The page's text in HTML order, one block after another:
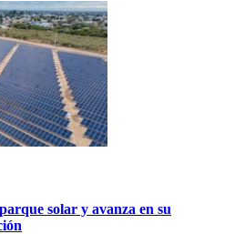
solar y avanza en su